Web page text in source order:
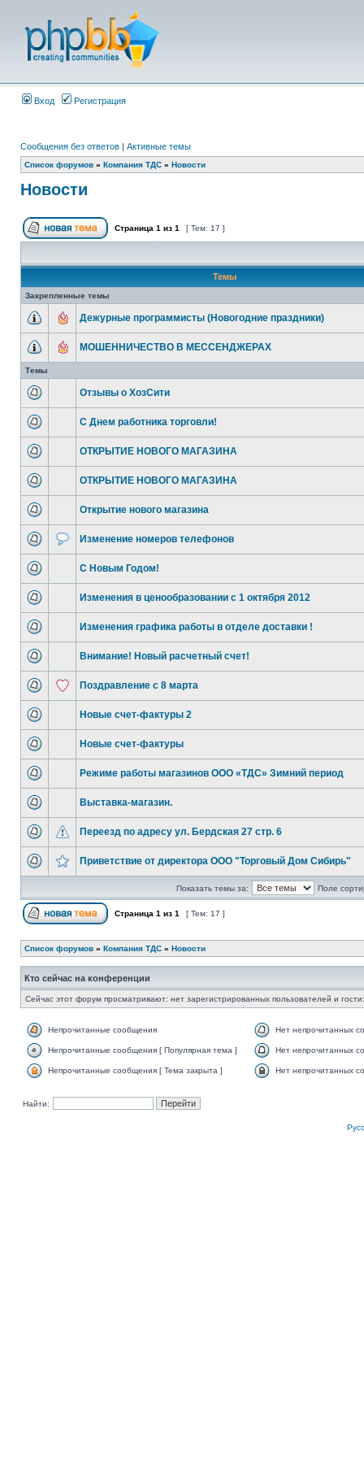
Вход Регистрация
Сообщения без ответов | Активные темы
Список форумов » Компания ТДС » Новости
Новости
Страница 1 из 1 [ Тем: 17 ]
Темы
Закрепленные темы
Дежурные программисты (Новогодние праздники)
МОШЕННИЧЕСТВО В МЕССЕНДЖЕРАХ
Темы
Отзывы о ХозСити
С Днем работника торговли!
ОТКРЫТИЕ НОВОГО МАГАЗИНА
ОТКРЫТИЕ НОВОГО МАГАЗИНА
Открытие нового магазина
Изменение номеров телефонов
C Новым Годом!
Изменения в ценообразовании с 1 октября 2012
Изменения графика работы в отделе доставки !
Внимание! Новый расчетный счет!
Поздравление с 8 марта
Новые счет-фактуры 2
Новые счет-фактуры
Режиме работы магазинов ООО «ТДС» Зимний период
Выставка-магазин.
Переезд по адресу ул. Бердская 27 стр. 6
Приветствие от директора ООО "Торговый Дом Сибирь"
Показать темы за: Поле
Страница 1 из 1 [ Тем: 17 ]
Список форумов » Компания ТДС » Новости
Кто сейчас на конференции
Сейчас этот форум просматривают: нет зарегистрированных пользователей и
Непрочитанные сообщения Нет непрочитанных
Непрочитанные сообщения [ Популярная тема ] Нет непрочитанных
Непрочитанные сообщения [ Тема закрыта ] Нет непрочитанных
Найти: